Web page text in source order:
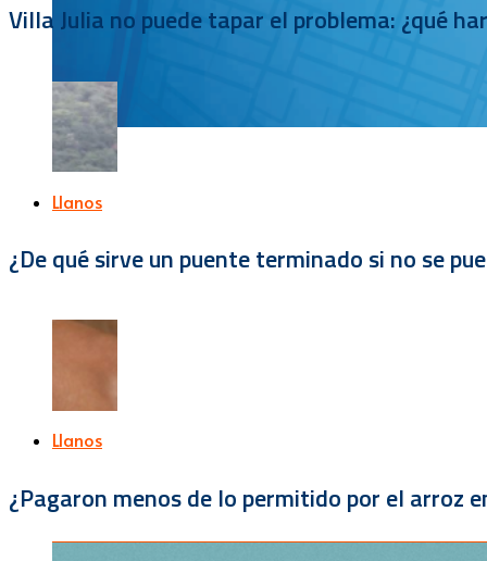
Villa Julia no puede tapar el problema: ¿qué
Llanos
¿De qué sirve un puente terminado si no se
Llanos
¿Pagaron menos de lo permitido por el arroz